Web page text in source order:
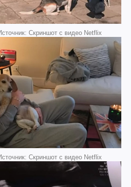
Скриншот с видео Netflix
Скриншот с видео Netflix